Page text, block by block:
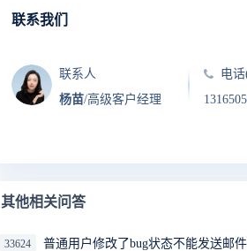
联系我们
联系人
杨苗/高级客户经理
电
其他相关问答
33624 普通用户修改了bug状态不能发送邮